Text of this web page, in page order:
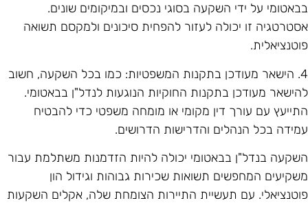
על ידי השקעה בסוגי נכסים ובמיקומים שונים.
זו יכולה לעזור להפחית סיכונים ולמקסם תשואה
4. הישאר מעודכן בתקנות המשפטיות: כמו בכל השקעה, חשוב
מעודכן בתקנות החוקיות הנוגעות לנדל"ן בבאטומי.
עם עורך דין מקומי או מומחה משפטי כדי להבטיח
בכל הנהלים והדרישות הדרושים.
בנדל"ן בבאטומי יכולה להיות הזדמנות משתלמת עבור
המחפשים תשואות שכירות גבוהות וגידול הון
עם תעשיית התיירות הצומחת שלה, אקלים השקעות